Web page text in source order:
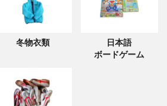
冬物衣類
日本語
ボードゲーム